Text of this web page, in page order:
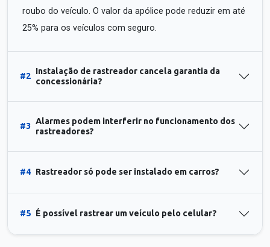
roubo do veículo. O valor da apólice pode reduzir em até
25% para os veículos com seguro.
#2
Instalação de rastreador cancela garantia da
concessionária?
#3
Alarmes podem interferir no funcionamento dos
rastreadores?
#4 Rastreador só pode ser instalado em carros?
#5 É possível rastrear um veículo pelo celular?